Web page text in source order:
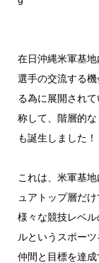
在日沖縄米軍基
選手の交流する機
る為に展開されて
称して、階層的
も誕生しました！
これは、米軍基
ュアトップ層だけ
様々な競技レベ
ルというスポーツ
仲間と目標を達